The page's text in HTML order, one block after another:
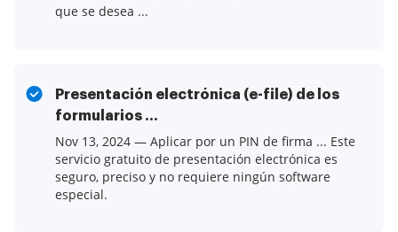
que se desea ...
Presentación electrónica (e-file) de los
formularios ...
Nov 13, 2024 — Aplicar por un PIN de firma ... Este
servicio gratuito de presentación electrónica es
seguro, preciso y no requiere ningún software
especial.